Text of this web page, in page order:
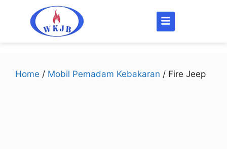
Home / Mobil Pemadam Kebakaran / Fire Jeep